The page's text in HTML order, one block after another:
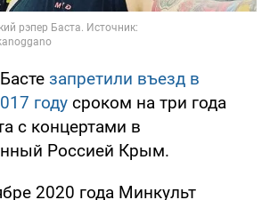
запретили въезд в
году сроком на три года
с концертами в
Россией Крым.
2020 года Минкульт